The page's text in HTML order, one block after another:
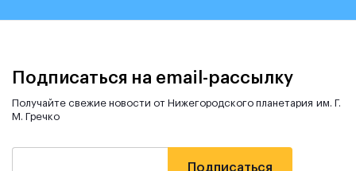
Подписаться на email-рассылку
Получайте свежие новости от Нижегородского планетария им. Г.
М. Гречко